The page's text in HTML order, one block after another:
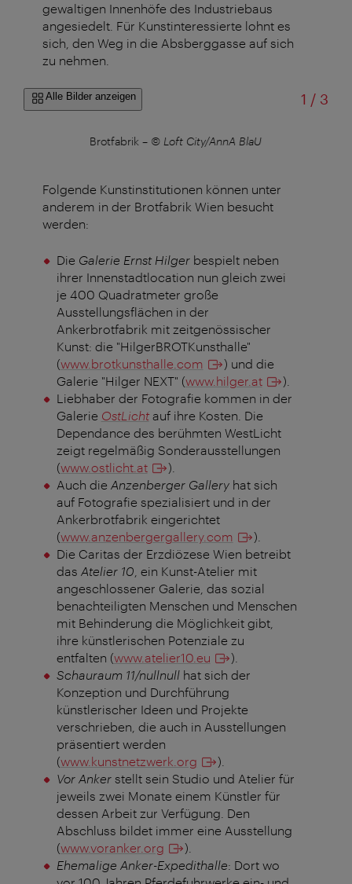
gewaltigen Innenhöfe des Industriebaus
angesiedelt. Für Kunstinteressierte lohnt es
sich, den Weg in die Absberggasse auf sich
zu nehmen.
Alle Bilder anzeigen 1 /von
3
Brotfabrik – © Loft City/AnnA BlaU
Folgende Kunstinstitutionen können unter
anderem in der Brotfabrik Wien besucht
werden:
Die Galerie Ernst Hilgerbespielt neben
ihrer Innenstadtlocation nun gleich zwei
je 400 Quadratmeter große
Ausstellungsflächen in der
Ankerbrotfabrik mit zeitgenössischer
Kunst: die "HilgerBROTKunsthalle"
(www.brotkunsthalle.com
) und die
Galerie "Hilger NEXT" (www.hilger.at
).
Liebhaber der Fotografie kommen in der
Galerie OstLichtauf ihre Kosten. Die
Dependance des berühmten WestLicht
zeigt regelmäßig Sonderausstellungen
(www.ostlicht.at
).
Auch die Anzenberger Galleryhat sich
auf Fotografie spezialisiert und in der
Ankerbrotfabrik eingerichtet
(www.anzenbergergallery.com
).
Die Caritas der Erzdiözese Wien betreibt
das Atelier 10 , ein Kunst-Atelier mit
angeschlossener Galerie, das sozial
benachteiligten Menschen und Menschen
mit Behinderung die Möglichkeit gibt,
ihre künstlerischen Potenziale zu
entfalten (www.atelier10.eu
).
Schauraum 11/nullnull hat sich der
Konzeption und Durchführung
künstlerischer Ideen und Projekte
verschrieben, die auch in Ausstellungen
präsentiert werden
(www.kunstnetzwerk.org
).
Vor Ankerstellt sein Studio und Atelier für
jeweils zwei Monate einem Künstler für
dessen Arbeit zur Verfügung. Den
Abschluss bildet immer eine Ausstellung
(www.voranker.org
).
Ehemalige Anker-Expedithalle: Dort wo